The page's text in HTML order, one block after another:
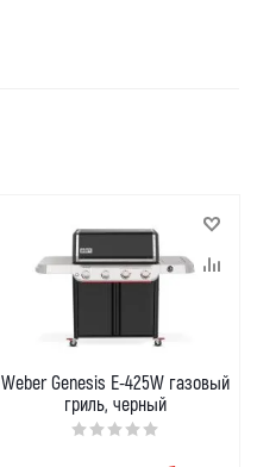
Weber Genesis E-425W газовый
гриль, черный